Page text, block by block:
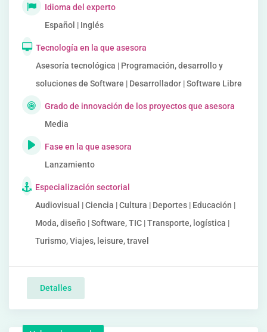
Idioma del experto
Español | Inglés
Tecnología en la que asesora
Asesoría tecnológica | Programación, desarrollo y
soluciones de Software | Desarrollador | Software Libre
Grado de innovación de los proyectos que asesora
Media
Fase en la que asesora
Lanzamiento
Especialización sectorial
Audiovisual | Ciencia | Cultura | Deportes | Educación |
Moda, diseño | Software, TIC | Transporte, logística |
Turismo, Viajes, leisure, travel
Detalles